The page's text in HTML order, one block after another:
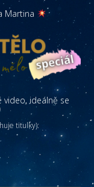
Martina
video, ideálně se
titulky):